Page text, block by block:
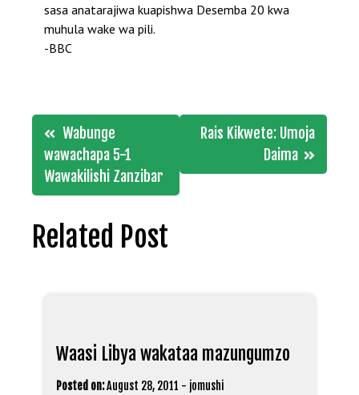
sasa anatarajiwa kuapishwa Desemba 20 kwa
muhula wake wa pili.
-BBC
Post
navigation
Wabunge
wawachapa 5-1
Wawakilishi Zanzibar
Rais Kikwete: Umoja
Daima
Related Post
Waasi Libya wakataa mazungumzo
Posted on:August 28, 2011 - jomushi